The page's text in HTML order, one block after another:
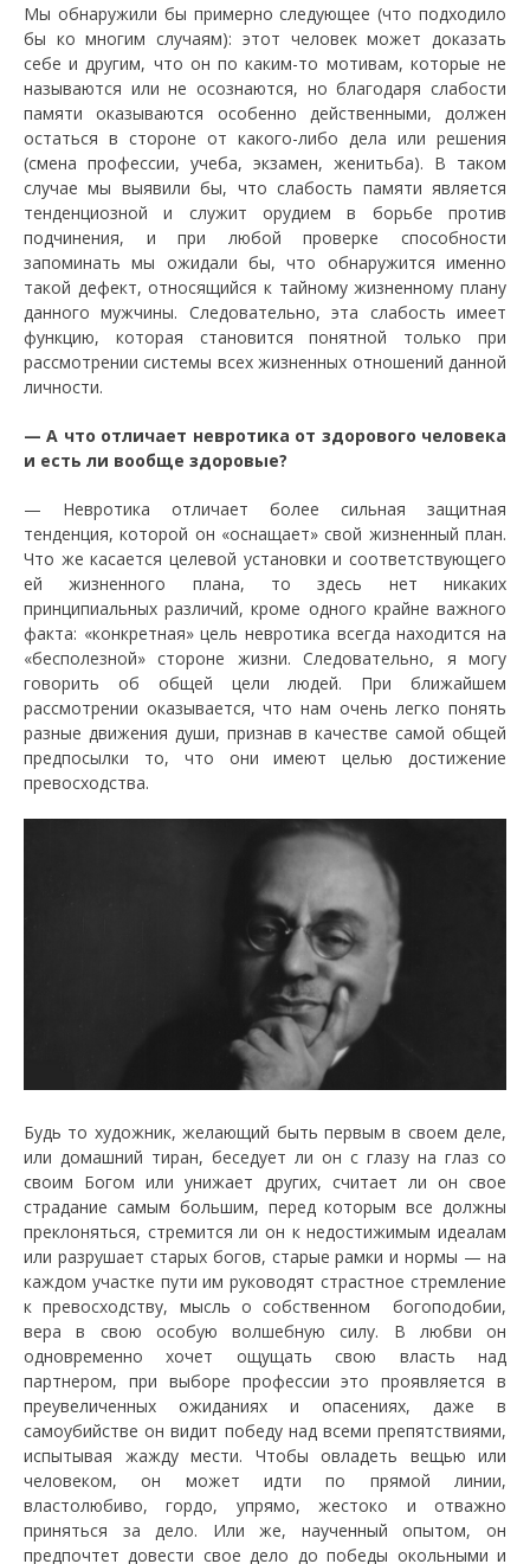
Мы обнаружили бы примерно следующее (что подходило
бы ко многим случаям): этот человек может доказать
себе и другим, что он по каким-то мотивам, которые не
называются или не осознаются, но благодаря слабости
памяти оказываются особенно действенными, должен
остаться в стороне от какого-либо дела или решения
(смена профессии, учеба, экзамен, женитьба). В таком
случае мы выявили бы, что слабость памяти является
тенденциозной и служит орудием в борьбе против
подчинения, и при любой проверке способности
запоминать мы ожидали бы, что обнаружится именно
такой дефект, относящийся к тайному жизненному плану
данного мужчины. Следовательно, эта слабость имеет
функцию, которая становится понятной только при
рассмотрении системы всех жизненных отношений данной
личности.
— А что отличает невротика от здорового человека
и есть ли вообще здоровые?
— Невротика отличает более сильная защитная
тенденция, которой он «оснащает» свой жизненный план.
Что же касается целевой установки и соответствующего
ей жизненного плана, то здесь нет никаких
принципиальных различий, кроме одного крайне важного
факта: «конкретная» цель невротика всегда находится на
«бесполезной» стороне жизни. Следовательно, я могу
говорить об общей цели людей. При ближайшем
рассмотрении оказывается, что нам очень легко понять
разные движения души, признав в качестве самой общей
предпосылки то, что они имеют целью достижение
превосходства.
Будь то художник, желающий быть первым в своем деле,
или домашний тиран, беседует ли он с глазу на глаз со
своим Богом или унижает других, считает ли он свое
страдание самым большим, перед которым все должны
преклоняться, стремится ли он к недостижимым идеалам
или разрушает старых богов, старые рамки и нормы — на
каждом участке пути им руководят страстное стремление
к превосходству, мысль о собственном богоподобии,
вера в свою особую волшебную силу. В любви он
одновременно хочет ощущать свою власть над
партнером, при выборе профессии это проявляется в
преувеличенных ожиданиях и опасениях, даже в
самоубийстве он видит победу над всеми препятствиями,
испытывая жажду мести. Чтобы овладеть вещью или
человеком, он может идти по прямой линии,
властолюбиво, гордо, упрямо, жестоко и отважно
приняться за дело. Или же, наученный опытом, он
предпочтет довести свое дело до победы окольными и